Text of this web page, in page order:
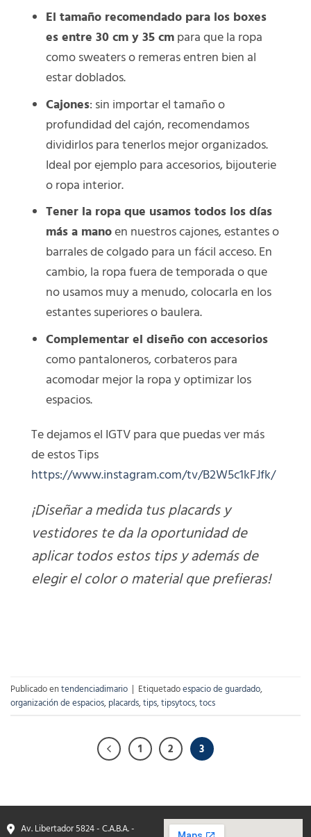
El tamaño recomendado para los boxes
es entre 30 cm y 35 cmpara que la ropa
como sweaters o remeras entren bien al
estar doblados.
Cajones: sin importar el tamaño o
profundidad del cajón, recomendamos
dividirlos para tenerlos mejor organizados.
Ideal por ejemplo para accesorios, bijouterie
o ropa interior.
Tener la ropa que usamos todos los días
más a manoen nuestros cajones, estantes o
barrales de colgado para un fácil acceso. En
cambio, la ropa fuera de temporada o que
no usamos muy a menudo, colocarla en los
estantes superiores o baulera.
Complementar el diseño con accesorios
como pantaloneros, corbateros para
acomodar mejor la ropa y optimizar los
espacios.
Te dejamos el IGTV para que puedas ver más
de estos Tips
https://www.instagram.com/tv/B2W5c1kFJfk/
¡Diseñar a medida tus placards y
vestidores te da la oportunidad de
aplicar todos estos tips y además de
elegir el color o material que prefieras!
Publicado entendenciadimario | Etiquetadoespacio de guardado,
organización de espacios, placards,tips,tipsytocs,tocs
1 2 3
Av. Libertador 5824 - C.A.B.A. -